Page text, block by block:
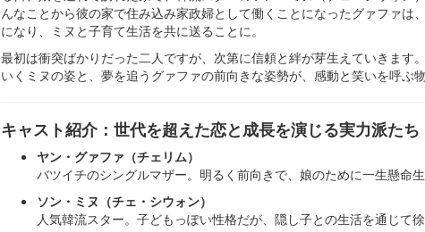
んなことから彼の家で住み込み家政婦として働くことになったグァファは
になり、ミヌと子育て生活を共に送ることに。
最初は衝突ばかりだった二人ですが、次第に信頼と絆が芽生えていきます
いくミヌの姿と、夢を追うグァファの前向きな姿勢が、感動と笑いを呼ぶ物
キャスト紹介：世代を超えた恋と成長を演じる実力派たち
ヤン・グァファ（チェリム）
バツイチのシングルマザー。明るく前向きで、娘のために一生懸命生
ソン・ミヌ（チェ・シウォン）
人気韓流スター。子どもっぽい性格だが、隠し子との生活を通じて徐